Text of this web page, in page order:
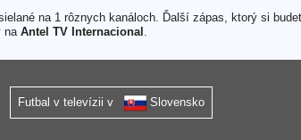
na 1 rôznych kanáloch. Ďalší zápas, ktorý si
naAntel TV Internacional .
Futbal v televízii v Slovensko